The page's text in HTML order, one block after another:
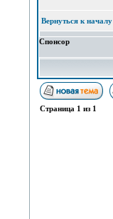
Вернуться к началу
Спонсор
Страница 1 из 1